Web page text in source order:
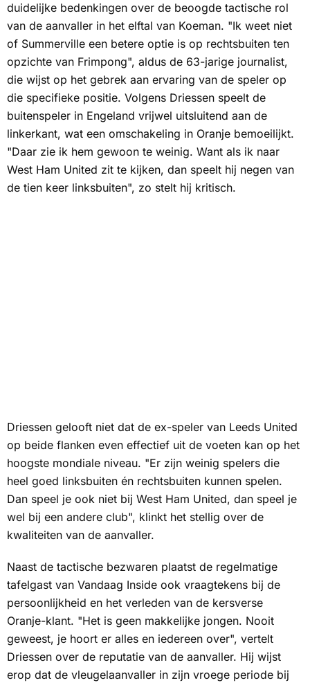
duidelijke bedenkingen over de beoogde tactische rol
van de aanvaller in het elftal van Koeman. "Ik weet niet
of Summerville een betere optie is op rechtsbuiten ten
opzichte van Frimpong", aldus de 63-jarige journalist,
die wijst op het gebrek aan ervaring van de speler op
die specifieke positie. Volgens Driessen speelt de
buitenspeler in Engeland vrijwel uitsluitend aan de
linkerkant, wat een omschakeling in Oranje bemoeilijkt.
"Daar zie ik hem gewoon te weinig. Want als ik naar
West Ham United zit te kijken, dan speelt hij negen van
de tien keer linksbuiten", zo stelt hij kritisch.
Driessen gelooft niet dat de ex-speler van Leeds United
op beide flanken even effectief uit de voeten kan op het
hoogste mondiale niveau. "Er zijn weinig spelers die
heel goed linksbuiten én rechtsbuiten kunnen spelen.
Dan speel je ook niet bij West Ham United, dan speel je
wel bij een andere club", klinkt het stellig over de
kwaliteiten van de aanvaller.
Naast de tactische bezwaren plaatst de regelmatige
tafelgast van Vandaag Inside ook vraagtekens bij de
persoonlijkheid en het verleden van de kersverse
Oranje-klant. "Het is geen makkelijke jongen. Nooit
geweest, je hoort er alles en iedereen over", vertelt
Driessen over de reputatie van de aanvaller. Hij wijst
erop dat de vleugelaanvaller in zijn vroege periode bij